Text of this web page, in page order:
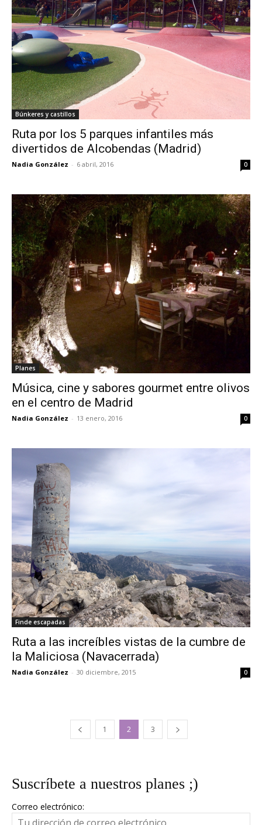
Búnkeres y castillos
Ruta por los 5 parques infantiles más
divertidos de Alcobendas (Madrid)
Nadia González - 6 abril, 2016 0
Planes
Música, cine y sabores gourmet entre olivos
en el centro de Madrid
Nadia González - 13 enero, 2016 0
Finde escapadas
Ruta a las increíbles vistas de la cumbre de
la Maliciosa (Navacerrada)
Nadia González - 30 diciembre, 2015 0
1 2 3
Suscríbete a nuestros planes ;)
Correo electrónico: